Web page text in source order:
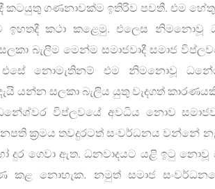
කටයුතු ගණනාවක්ම ඉතිරිව පවතී. එම
ඉහතදී කථා කළෙමු. එලෙස නිමනොවූ
බැලීම මෙන්ම සමාජවාදී සමාජ
නොමැතිනම් එම නිමනොවූ
යන්න සලකා බැලිය යුතු වැදගත්
විප්ලවයේ අවධිය නොව
ක්‍රමය තවදුරටත් සංවර්ධනය වන්නේ
ගෙවා ඇත. ධනවාදයට යළි ඉටු නොවූ
කළ නොහැක. නමුත් සමාජ